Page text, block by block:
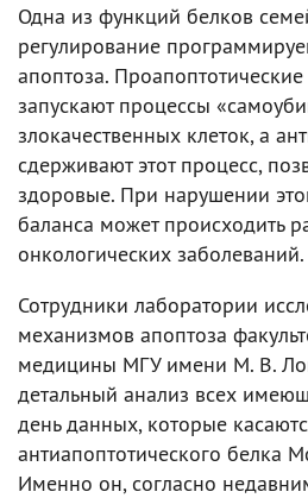
Одна из функций белков
регулирование
апоптоза.
запускают процессы
злокачественных клеток, а
сдерживают этот процесс,
здоровые. При нарушении
баланса может происходить
онкологических заболеваний.
Сотрудники лаборатории
механизмов апоптоза
медицины МГУ имени М. В.
детальный анализ всех
день данных, которые
антиапоптотического белка
Именно он, согласно